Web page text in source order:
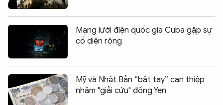
Mạng lưới điện quốc gia Cuba gặp sự
cố diện rộng
Mỹ và Nhật Bản “bắt tay” can thiệp
nhằm "giải cứu" đồng Yen